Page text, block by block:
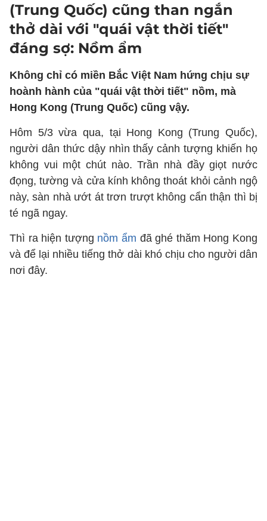
(Trung Quốc) cũng than ngắn
thở dài với "quái vật thời tiết"
đáng sợ: Nồm ẩm
Không chỉ có miền Bắc Việt Nam hứng chịu sự
hoành hành của "quái vật thời tiết" nồm, mà
Hong Kong (Trung Quốc) cũng vậy.
Hôm 5/3 vừa qua, tại Hong Kong (Trung Quốc),
người dân thức dậy nhìn thấy cảnh tượng khiến họ
không vui một chút nào. Trần nhà đầy giọt nước
đọng, tường và cửa kính không thoát khỏi cảnh ngộ
này, sàn nhà ướt át trơn trượt không cẩn thận thì bị
té ngã ngay.
Thì ra hiện tượng nồm ẩm đã ghé thăm Hong Kong
và để lại nhiều tiếng thở dài khó chịu cho người dân
nơi đây.